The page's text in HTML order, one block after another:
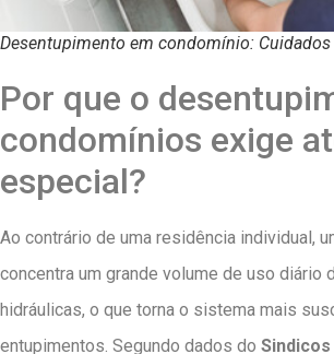
Desentupimento em condomínio:
Por que o
condomínios exige
especial?
Ao contrário de uma residência individual,
concentra um grande volume de uso diário
hidráulicas, o que torna o sistema mais
entupimentos. Segundo dados do